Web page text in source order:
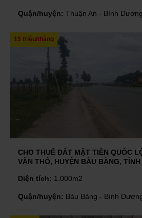
Quận/huyện: Thuận An - Bình Dương
15 triệu/tháng
CHO THUÊ ĐẤT MẶT TIỀN QUỐC
VĂN THỐ, HUYỆN BÀU BÀNG,
Diện tích: 1.000m2
Quận/huyện: Bàu Bàng - Bình